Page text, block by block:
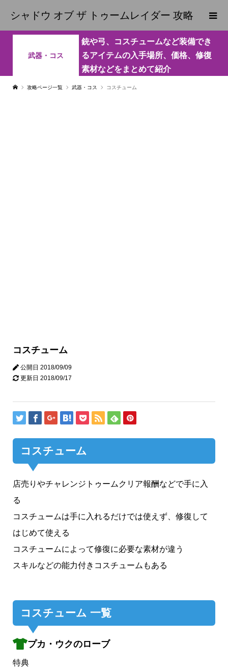
シャドウ オブ ザ トゥームレイダー 攻略
武器・コス
銃や弓、コスチュームなど装備でき
るアイテムの入手場所、価格、修復
素材などをまとめて紹介
攻略ページ一覧 武器・コス コスチューム
コスチューム
公開日 2018/09/09
更新日 2018/09/17
コスチューム
店売りやチャレンジトゥームクリア報酬などで手に入
る
コスチュームは手に入れるだけでは使えず、修復して
はじめて使える
コスチュームによって修復に必要な素材が違う
スキルなどの能力付きコスチュームもある
コスチューム 一覧
プカ・ウクのローブ
特典